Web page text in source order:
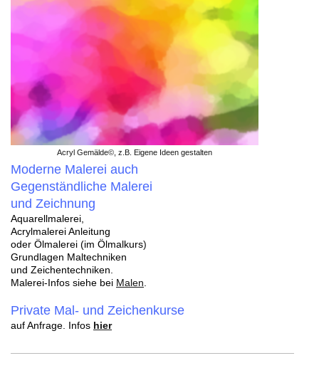
Acryl Gemälde©, z.B. Eigene Ideen gestalten
Moderne Malerei auch
Gegenständliche Malerei
und Zeichnung
Aquarellmalerei,
Acrylmalerei Anleitung
oder Ölmalerei (im Ölmalkurs)
Grundlagen Maltechniken
und Zeichentechniken.
Malerei-Infos siehe bei Malen
Private Mal- und Zeichenkurse
auf Anfrage. Infos hier